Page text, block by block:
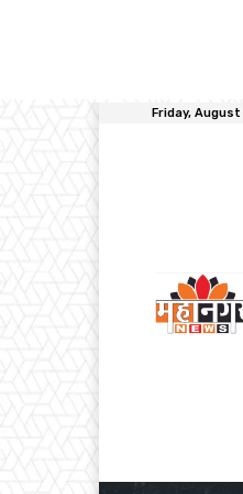
Friday, August